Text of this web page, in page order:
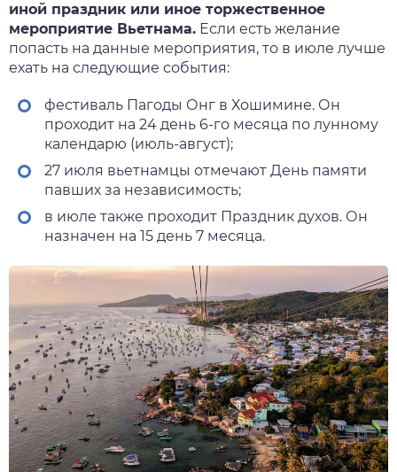
иной праздник или иное торжественное
мероприятие Вьетнама. Если есть желание
попасть на данные мероприятия, то в июле лучше
ехать на следующие события:
фестиваль Пагоды Онг в Хошимине. Он
проходит на 24 день 6-го месяца по лунному
календарю (июль-август);
27 июля вьетнамцы отмечают День памяти
павших за независимость;
в июле также проходит Праздник духов. Он
назначен на 15 день 7 месяца.